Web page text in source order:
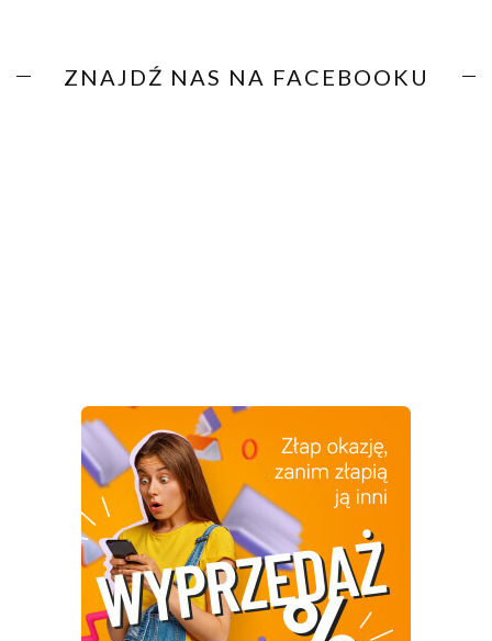
ZNAJDŹ NAS NA FACEBOOKU